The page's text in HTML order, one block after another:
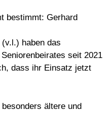
bestimmt: Gerhard
haben das
seit 2021
dass ihr Einsatz jetzt
ältere und